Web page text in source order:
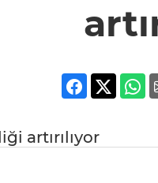
artırılıyor